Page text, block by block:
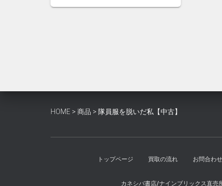
HOME > 商品 > 隊員服を脱いだ私【中古】
トップページ 買取の流れ お問合わ
カネシバ書店/ナインブリックス直売